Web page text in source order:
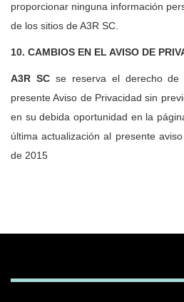
proporcionar ninguna información
de los sitios de A3R SC.
10. CAMBIOS EN EL AVISO DE
A3R SCse reserva el derecho de
presente Aviso de Privacidad sin
en su debida oportunidad en la
última actualización al presente
de 2015